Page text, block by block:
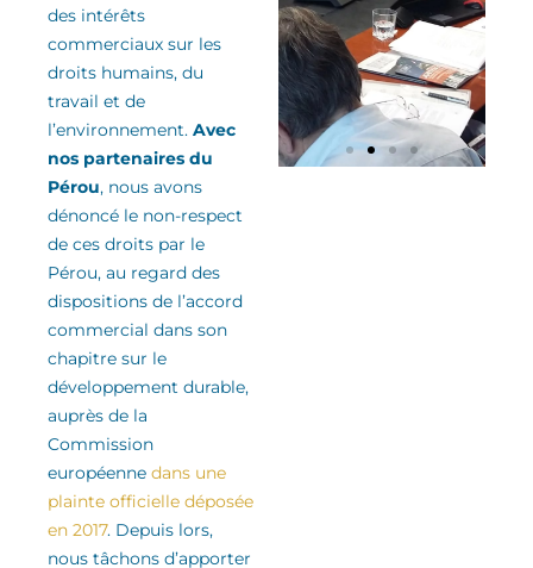
des intérêts
commerciaux sur les
droits humains, du
travail et de
l’environnement. Avec
nos partenaires du
Pérou, nous avons
dénoncé le non-respect
de ces droits par le
Pérou, au regard des
dispositions de l’accord
commercial dans son
chapitre sur le
développement durable,
auprès de la
Commission
européenne dans une
plainte officielle déposée
en 2017. Depuis lors,
nous tâchons d’apporter